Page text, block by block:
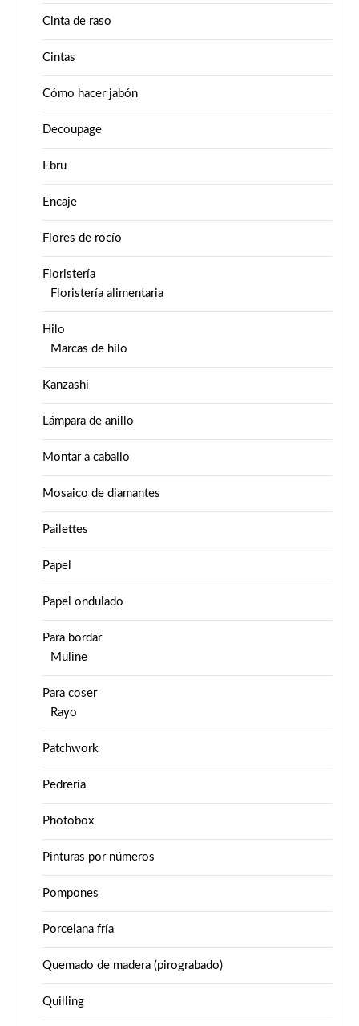
Cinta de raso
Cintas
Cómo hacer jabón
Decoupage
Ebru
Encaje
Flores de rocío
Floristería
Floristería alimentaria
Hilo
Marcas de hilo
Kanzashi
Lámpara de anillo
Montar a caballo
Mosaico de diamantes
Pailettes
Papel
Papel ondulado
Para bordar
Muline
Para coser
Rayo
Patchwork
Pedrería
Photobox
Pinturas por números
Pompones
Porcelana fría
Quemado de madera (pirograbado)
Quilling